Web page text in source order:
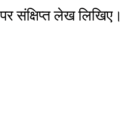
संक्षिप्त लेख लिखिए।